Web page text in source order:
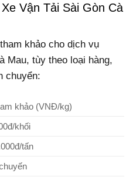
Vận Tải Sài Gòn Cà
khảo cho dịch vụ
Mau, tùy theo loại hàng,
chuyển:
khảo (VNĐ/kg)
khối
tấn